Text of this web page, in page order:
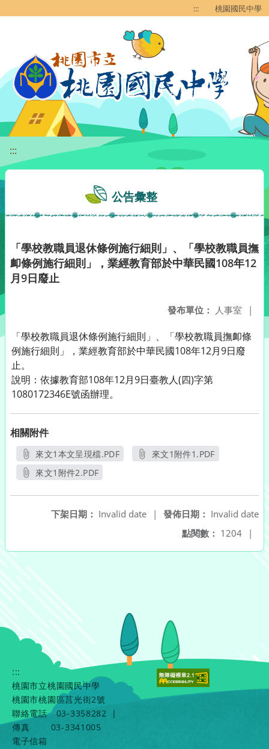
::: 桃園國民中學
:::
公告彙整
「學校教職員退休條例施行細則」、「學校教職員撫
卹條例施行細則」，業經教育部於中華民國108年12
月9日廢止
發布單位： 人事室 |
「學校教職員退休條例施行細則」、「學校教職員撫卹條
例施行細則」，業經教育部於中華民國108年12月9日廢
止。
說明：依據教育部108年12月9日臺教人(四)字第
1080172346E號函辦理。
相關附件
來文1本文呈現檔.PDF
另開新視窗
來文1附件1.PDF
來文1附件2.PDF
發佈日期： Invalid date
下架日期： Invalid date
|
點閱數： 1204 |
:::
桃園市立桃園國民中學
桃園市桃園區莒光街2號
聯絡電話
03-3358282
|
傳真
03-3341005
電子信箱